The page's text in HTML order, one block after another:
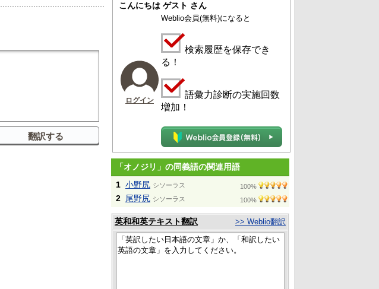
こんにちは ゲスト さん
ログイン
Weblio会員(無料)になると
検索履歴を保存でき
る！
語彙力診断の実施回数
増加！
「オノジリ」の同義語の関連用語
1 小野尻 シソーラス 100%
2 尾野尻 シソーラス 100%
英和和英テキスト翻訳 >> Weblio翻訳